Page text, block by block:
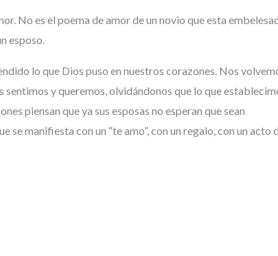
No es el poema de amor de un novio que esta
esposo.
lo que Dios puso en nuestros corazones. Nos
y queremos, olvidándonos que lo que
piensan que ya sus esposas no esperan que sean
se manifiesta con un “te amo”, con un regalo, con un acto